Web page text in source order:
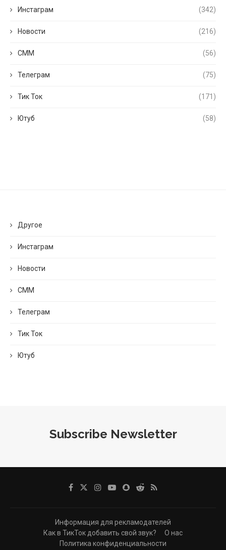
Инстаграм (342)
Новости (216)
СММ (56)
Телеграм (75)
Тик Ток (171)
Ютуб (58)
Другое
Инстаграм
Новости
СММ
Телеграм
Тик Ток
Ютуб
Subscribe Newsletter
Информация для рекламодателей
Как в ТикТок добавить свой звук?
О нас
Политика конфиденциальности